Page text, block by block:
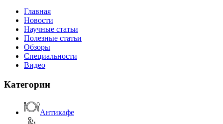
Главная
Новости
Научные статьи
Полезные статьи
Обзоры
Специальности
Видео
Категории
Антикафе